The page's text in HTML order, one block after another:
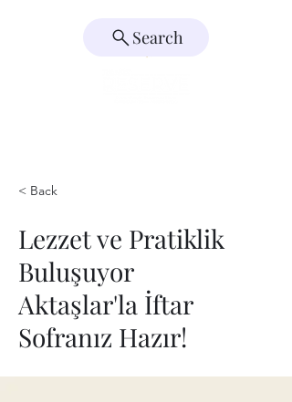
Search
< Back
Lezzet ve Pratiklik
Buluşuyor
Aktaşlar'la İftar
Sofranız Hazır!